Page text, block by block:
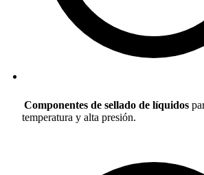
Componentes de sellado de líquidos
temperatura y alta presión.